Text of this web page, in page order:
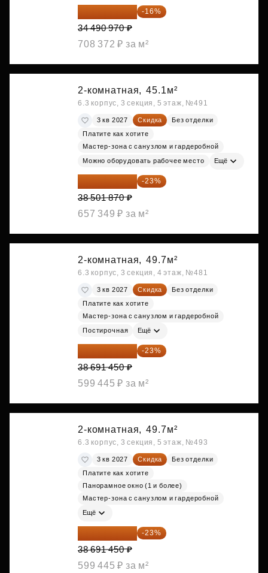
28 972 415 ₽ -16%
34 490 970 ₽
708 372 ₽ за м²
2-комнатная, 45.1м²
6.3 корпус, 3 секция, 5 этаж, №491
3 кв 2027 Скидка
Без отделки
Платите как хотите
Мастер-зона с санузлом и гардеробной
Можно оборудовать рабочее место Ещё
29 646 440 ₽ -23%
38 501 870 ₽
657 349 ₽ за м²
2-комнатная, 49.7м²
6.3 корпус, 3 секция, 4 этаж, №481
3 кв 2027 Скидка
Без отделки
Платите как хотите
Мастер-зона с санузлом и гардеробной
Постирочная Ещё
29 792 417 ₽ -23%
38 691 450 ₽
599 445 ₽ за м²
2-комнатная, 49.7м²
6.3 корпус, 3 секция, 5 этаж, №493
3 кв 2027 Скидка
Без отделки
Платите как хотите
Панорамное окно (1 и более)
Мастер-зона с санузлом и гардеробной
Ещё
29 792 417 ₽ -23%
38 691 450 ₽
599 445 ₽ за м²